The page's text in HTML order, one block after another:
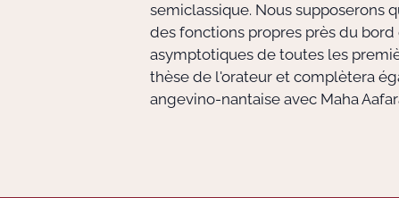
semiclassique. Nous supposerons
des fonctions propres près du
asymptotiques de toutes les
thèse de l'orateur et complètera
angevino-nantaise avec Maha